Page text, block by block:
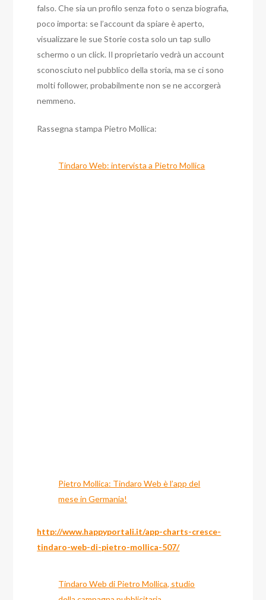
falso. Che sia un profilo senza foto o senza biografia,
poco importa: se l’account da spiare è aperto,
visualizzare le sue Storie costa solo un tap sullo
schermo o un click. Il proprietario vedrà un account
sconosciuto nel pubblico della storia, ma se ci sono
molti follower, probabilmente non se ne accorgerà
nemmeno.
Rassegna stampa Pietro Mollica:
Tindaro Web: intervista a Pietro Mollica
Pietro Mollica: Tindaro Web è l’app del
mese in Germania!
http://www.happyportali.it/app-charts-cresce-
tindaro-web-di-pietro-mollica-507/
Tindaro Web di Pietro Mollica, studio